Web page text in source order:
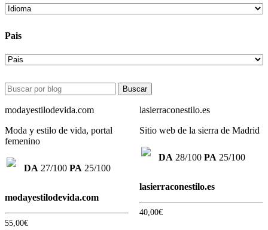
Pais
Buscar
modayestilodevida.com
Moda y estilo de vida, portal
femenino
DA 27/100 PA 25/100
modayestilodevida.com
55,00€
lasierraconestilo.es
Sitio web de la sierra de Madrid
DA 28/100 PA 25/100
lasierraconestilo.es
40,00€